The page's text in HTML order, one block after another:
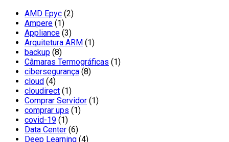
AMD Epyc (2)
Ampere (1)
Appliance (3)
Arquitetura ARM (1)
backup (8)
Câmaras Termográficas (1)
cibersegurança (8)
cloud (4)
cloudirect (1)
Comprar Servidor (1)
comprar ups (1)
covid-19 (1)
Data Center (6)
Deep Learning (4)